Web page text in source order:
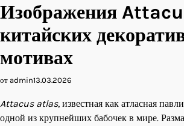
Изображения
китайских
мотивах
от admin13.03.2026
Attacus atlas, известная как атласная
одной из крупнейших бабочек в мире.